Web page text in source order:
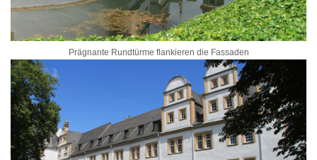
Prägnante Rundtürme flankieren die Fassaden